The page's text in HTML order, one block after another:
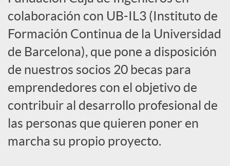
s
S
o
c
i
colaboración con UB-IL3 (Instituto de
Formación Continua de la Universidad
de Barcelona), que pone a disposición
de nuestros socios 20 becas para
emprendedores con el objetivo de
contribuir al desarrollo profesional de
las personas que quieren poner en
marcha su propio proyecto.